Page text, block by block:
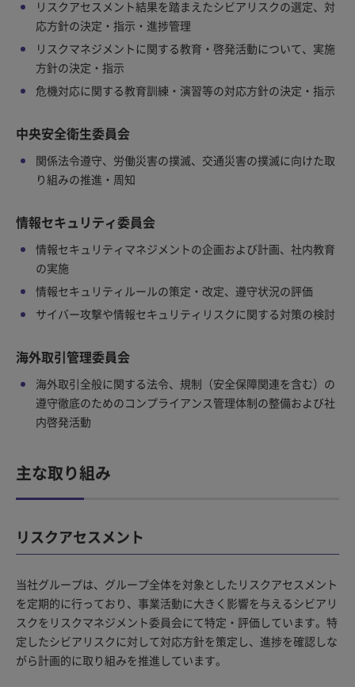
リスクアセスメント結果を踏まえたシビアリスクの選定、対
応方針の決定・指示・進捗管理
リスクマネジメントに関する教育・啓発活動について、実施
方針の決定・指示
危機対応に関する教育訓練・演習等の対応方針の決定・指示
中央安全衛生委員会
関係法令遵守、労働災害の撲滅、交通災害の撲滅に向けた取
り組みの推進・周知
情報セキュリティ委員会
情報セキュリティマネジメントの企画および計画、社内教育
の実施
情報セキュリティルールの策定・改定、遵守状況の評価
サイバー攻撃や情報セキュリティリスクに関する対策の検討
海外取引管理委員会
海外取引全般に関する法令、規制（安全保障関連を含む）の
遵守徹底のためのコンプライアンス管理体制の整備および社
内啓発活動
主な取り組み
リスクアセスメント
当社グループは、グループ全体を対象としたリスクアセスメント
を定期的に行っており、事業活動に大きく影響を与えるシビアリ
スクをリスクマネジメント委員会にて特定・評価しています。特
定したシビアリスクに対して対応方針を策定し、進捗を確認しな
がら計画的に取り組みを推進しています。